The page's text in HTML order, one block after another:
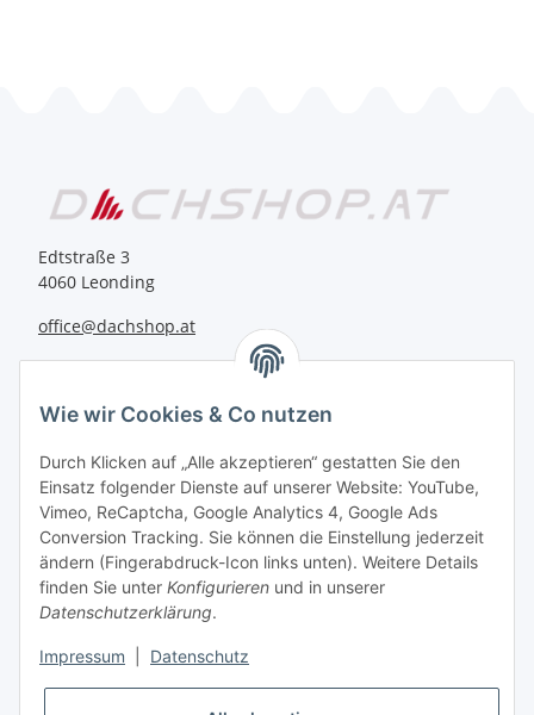
Edtstraße 3
4060 Leonding
office@dachshop.at
Informationen
Sie haben Fragen zu
+43 732 67 37 27
Wie wir Cookies & Co nutzen
Durch Klicken auf „Alle akzeptieren“ gestatten Sie den
Einsatz folgender Dienste auf unserer Website: YouTube,
Vimeo, ReCaptcha, Google Analytics 4, Google Ads
Conversion Tracking. Sie können die Einstellung jederzeit
ändern (Fingerabdruck-Icon links unten). Weitere Details
finden Sie unter Konfigurieren und in unserer
Datenschutzerklärung.
Impressum Datenschutz